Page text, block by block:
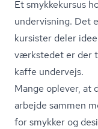
Et smykkekursus
undervisning. Det
kursister deler
værkstedet er der
kaffe undervejs.
Mange oplever, at
arbejde sammen
for smykker og